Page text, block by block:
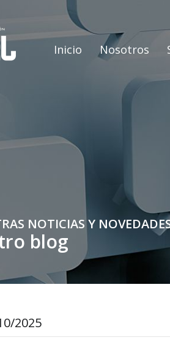
Inicio Nosotros
NOTICIAS Y
blog
2025